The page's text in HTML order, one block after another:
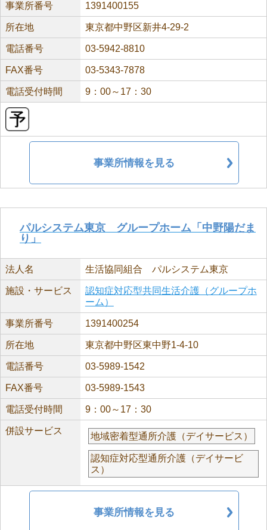
事業所番号 1391400155
所在地 東京都中野区新井4-29-2
電話番号 03-5942-8810
FAX番号 03-5343-7878
電話受付時間 9：00～17：30
事業所情報を見る
パルシステム東京 グループホーム「中野陽だま
り」
法人名 生活協同組合 パルシステム東京
施設・サービス
認知症対応型共同生活介護（グループホ
ーム）
事業所番号 1391400254
所在地 東京都中野区東中野1-4-10
電話番号 03-5989-1542
FAX番号 03-5989-1543
電話受付時間 9：00～17：30
併設サービス
地域密着型通所介護（デイサービス）
認知症対応型通所介護（デイサービ
ス）
事業所情報を見る